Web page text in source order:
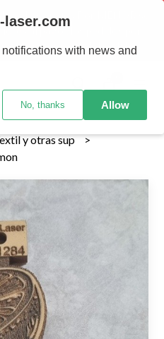
Los envios Por MENOR se
al pago , los pedidos por
al pago del pedido
y otras sup
laser.com
with news and
No, thanks Allow